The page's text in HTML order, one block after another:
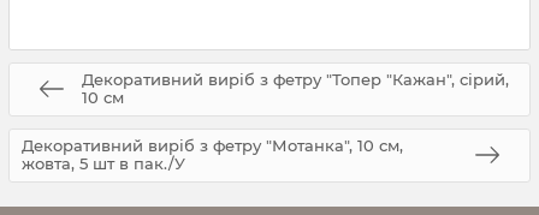
Декоративний виріб з фетру "Топер "Кажан", сірий,
10 см
Декоративний виріб з фетру "Мотанка", 10 см,
жовта, 5 шт в пак./У